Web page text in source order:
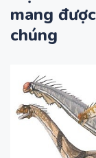
mang
chúng